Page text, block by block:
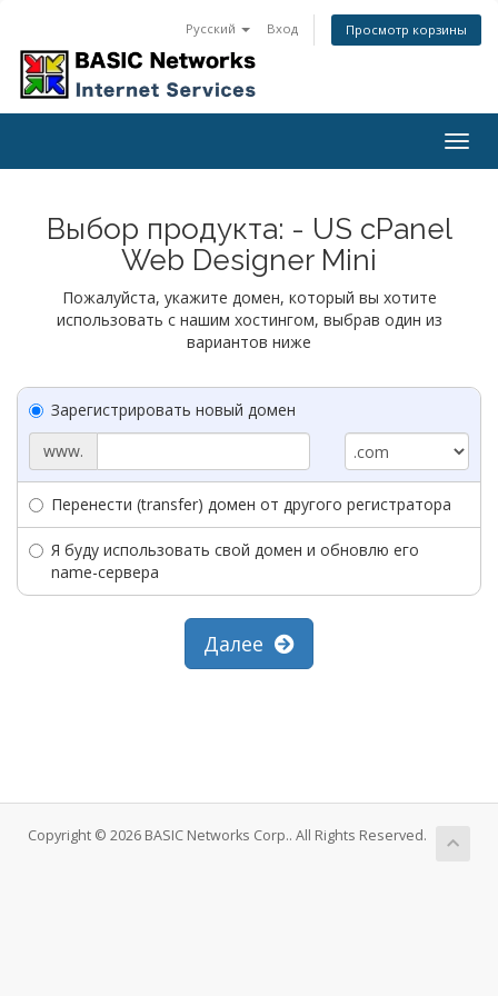
Русский Вход Просмотр корзины
Выбор продукта: - US cPanel
Web Designer Mini
Пожалуйста, укажите домен, который вы хотите
использовать с нашим хостингом, выбрав один из
вариантов ниже
Зарегистрировать новый домен
www.
Перенести (transfer) домен от другого регистратора
Я буду использовать свой домен и обновлю его
name-сервера
Далее
Copyright © 2026 BASIC Networks Corp.. All Rights Reserved.